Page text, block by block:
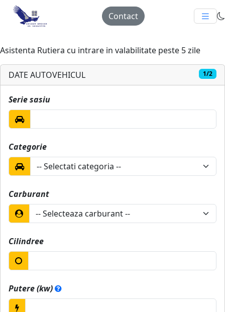
Contact
Asistenta Rutiera cu intrare in valabilitate peste 5 zile
DATE AUTOVEHICUL 1/2
Serie sasiu
Categorie
Carburant
Cilindree
Putere (kw)